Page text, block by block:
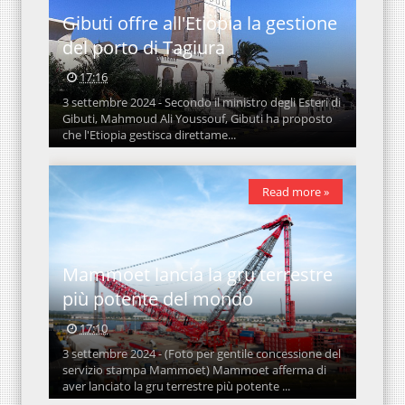
Gibuti offre all'Etiopia la gestione
del porto di Tagiura
17:16
3 settembre 2024 - Secondo il ministro degli Esteri di
Gibuti, Mahmoud Ali Youssouf, Gibuti ha proposto
che l'Etiopia gestisca direttame...
Mammoet lancia la gru terrestre
più potente del mondo
17:10
3 settembre 2024 - (Foto per gentile concessione del
servizio stampa Mammoet) Mammoet afferma di
aver lanciato la gru terrestre più potente ...
Read more »